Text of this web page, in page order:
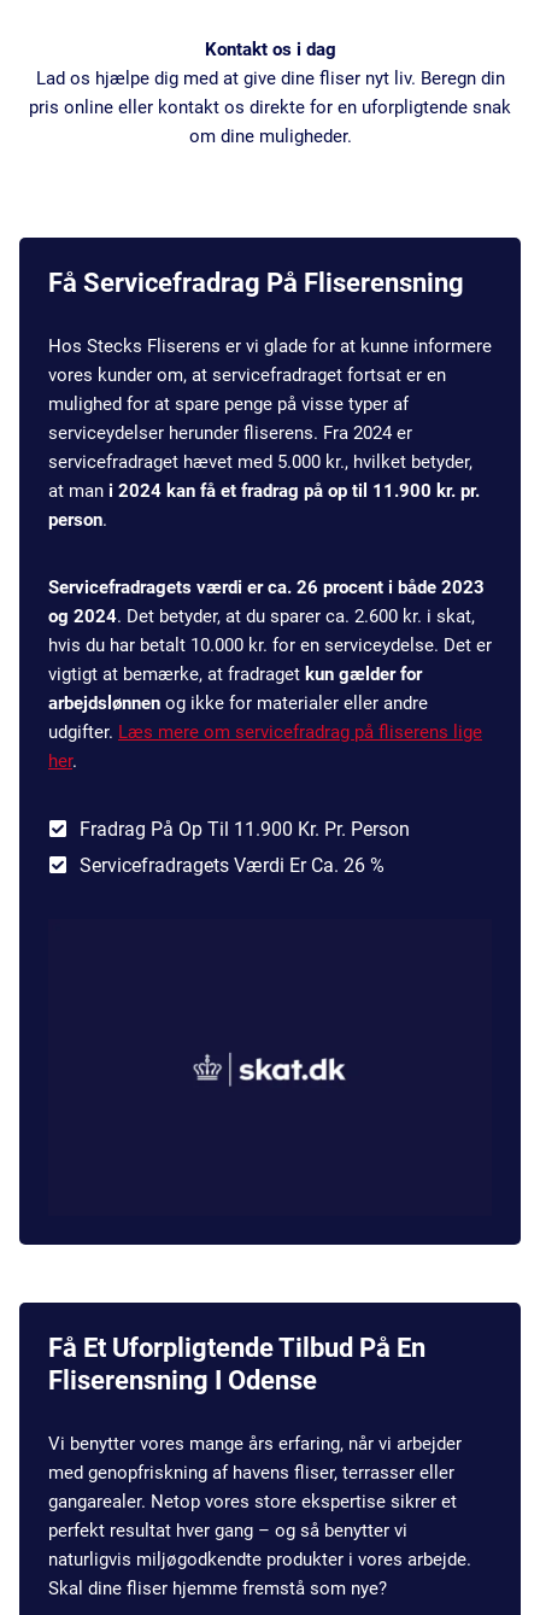
Kontakt os i dag
Lad os hjælpe dig med at give dine fliser nyt liv. Beregn din
pris online eller kontakt os direkte for en uforpligtende snak
om dine muligheder.
Få Servicefradrag På Fliserensning
Hos Stecks Fliserens er vi glade for at kunne informere
vores kunder om, at servicefradraget fortsat er en
mulighed for at spare penge på visse typer af
serviceydelser herunder fliserens. Fra 2024 er
servicefradraget hævet med 5.000 kr., hvilket betyder,
at man i 2024 kan få et fradrag på op til 11.900 kr. pr.
person.
Servicefradragets værdi er ca. 26 procent i både 2023
og 2024. Det betyder, at du sparer ca. 2.600 kr. i skat,
hvis du har betalt 10.000 kr. for en serviceydelse. Det er
vigtigt at bemærke, at fradraget kun gælder for
arbejdslønnen og ikke for materialer eller andre
udgifter. Læs mere om servicefradrag på fliserens lige
her.
Fradrag På Op Til 11.900 Kr. Pr. Person
Servicefradragets Værdi Er Ca. 26 %
Få Et Uforpligtende Tilbud På En
Fliserensning
I Odense
Vi benytter vores mange års erfaring, når vi arbejder
med genopfriskning af havens fliser, terrasser eller
gangarealer. Netop vores store ekspertise sikrer et
perfekt resultat hver gang – og så benytter vi
naturligvis miljøgodkendte produkter i vores arbejde.
Skal dine fliser hjemme fremstå som nye?